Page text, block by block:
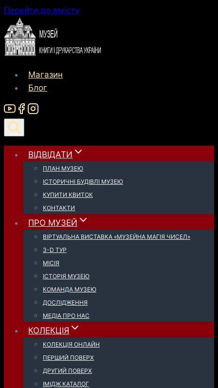
вмісту
Перейти до вмісту
Магазин
Блог
ВІДВІДАТИ
ПЛАН МУЗЕЮ
ІСТОРИЧНІ БУДІВЛІ МУЗЕЮ
КУПИТИ КВИТОК
КОНТАКТИ
ПРО МУЗЕЙ
ВІРТУАЛЬНА ВИСТАВКА «МУЗЕЙНА МАГІЯ ЧИСЕЛ»
3-D ТУР
МІСІЯ
ІСТОРІЯ МУЗЕЮ
КОМАНДА МУЗЕЮ
ДОСЛІДЖЕННЯ
МЕДІА ПРО НАС
КОЛЕКЦІЯ
КОЛЕКЦІЯ ОНЛАЙН
ПЕРШИЙ ПОВЕРХ
ДРУГИЙ ПОВЕРХ
ІМІДЖ КАТАЛОГ